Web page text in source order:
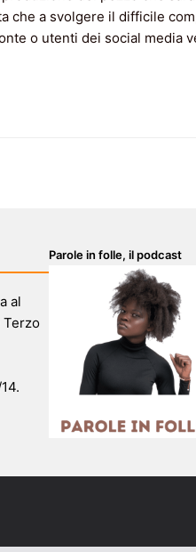
che a svolgere il difficile
o utenti dei social media
al
Terzo
Parole in folle, il podcast